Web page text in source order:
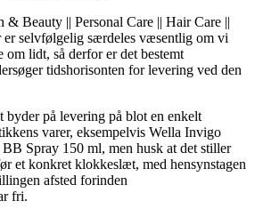
& Beauty || Personal Care || Hair Care ||
selvfølgelig særdeles væsentlig om vi
lidt, så derfor er det bestemt
tidshorisonten for levering ved den
byder på levering på blot en enkelt
varer, eksempelvis Wella Invigo
Spray 150 ml, men husk at det stiller
et konkret klokkeslæt, med hensynstagen
afsted forinden
fri.